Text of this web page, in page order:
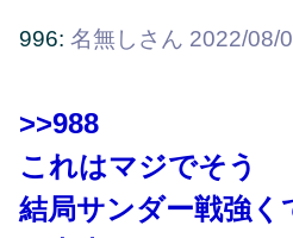
996: 名無しさん 2022/08/
>>988
これはマジでそう
結局サンダー戦強く